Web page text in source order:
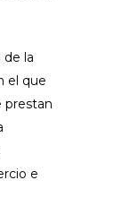
la
el que
prestan
e